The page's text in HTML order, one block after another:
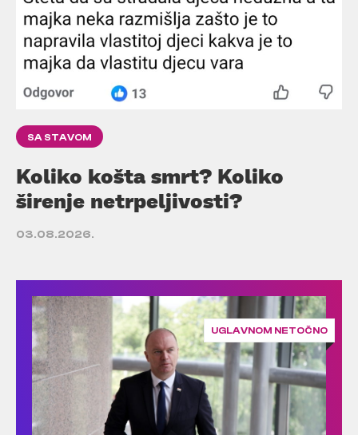
SA STAVOM
Koliko košta smrt? Koliko
širenje netrpeljivosti?
03.08.2026.
UGLAVNOM NETOČNO